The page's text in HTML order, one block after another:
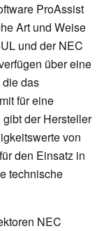
ProAssist
Art und Weise
und der NEC
über eine
das
für eine
der Hersteller
von
den Einsatz in
technische
NEC